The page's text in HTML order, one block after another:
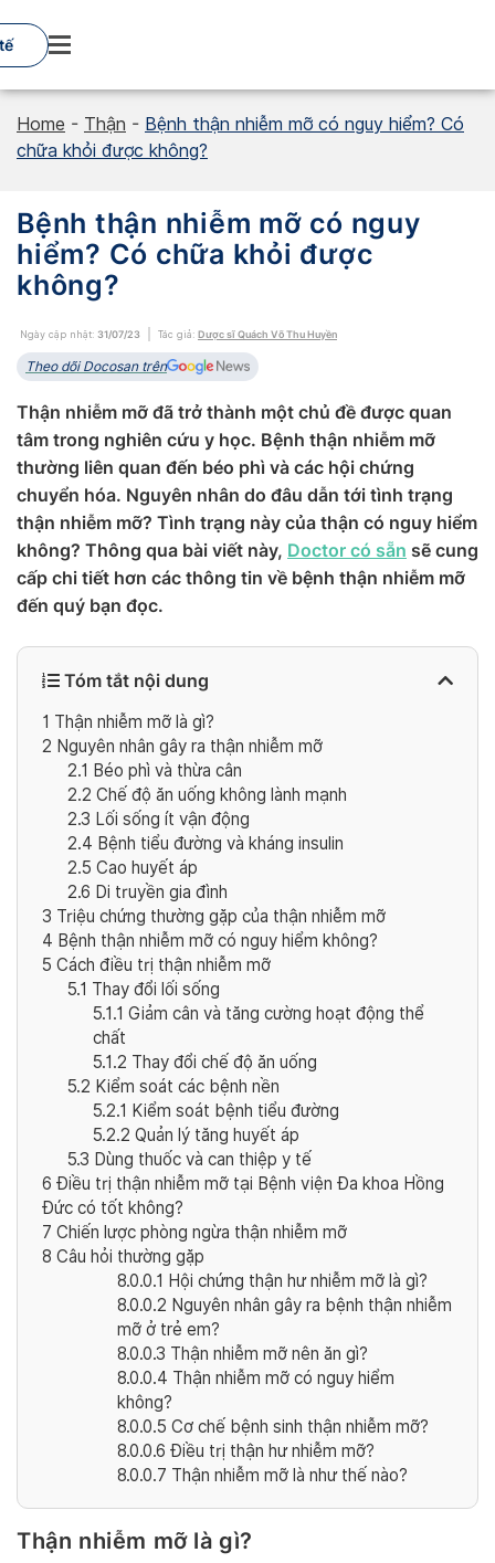
to
content
Home - Thận - Bệnh thận nhiễm mỡ có nguy hiểm? Có
chữa khỏi được không?
Bệnh thận nhiễm mỡ có nguy
hiểm? Có chữa khỏi được
không?
Ngày cập nhật: 31/07/23 Tác giả: Dược sĩ Quách Võ Thu Huyền
Theo dõi Docosan trên
Thận nhiễm mỡ đã trở thành một chủ đề được quan
tâm trong nghiên cứu y học. Bệnh thận nhiễm mỡ
thường liên quan đến béo phì và các hội chứng
chuyển hóa. Nguyên nhân do đâu dẫn tới tình trạng
thận nhiễm mỡ? Tình trạng này của thận có nguy hiểm
không? Thông qua bài viết này, Doctor có sẵn sẽ cung
cấp chi tiết hơn các thông tin về bệnh thận nhiễm mỡ
đến quý bạn đọc.
Tóm tắt nội dung
1 Thận nhiễm mỡ là gì?
2 Nguyên nhân gây ra thận nhiễm mỡ
2.1 Béo phì và thừa cân
2.2 Chế độ ăn uống không lành mạnh
2.3 Lối sống ít vận động
2.4 Bệnh tiểu đường và kháng insulin
2.5 Cao huyết áp
2.6 Di truyền gia đình
3 Triệu chứng thường gặp của thận nhiễm mỡ
4 Bệnh thận nhiễm mỡ có nguy hiểm không?
5 Cách điều trị thận nhiễm mỡ
5.1 Thay đổi lối sống
5.1.1 Giảm cân và tăng cường hoạt động thể
chất
5.1.2 Thay đổi chế độ ăn uống
5.2 Kiểm soát các bệnh nền
5.2.1 Kiểm soát bệnh tiểu đường
5.2.2 Quản lý tăng huyết áp
5.3 Dùng thuốc và can thiệp y tế
6 Điều trị thận nhiễm mỡ tại Bệnh viện Đa khoa Hồng
Đức có tốt không?
7 Chiến lược phòng ngừa thận nhiễm mỡ
8 Câu hỏi thường gặp
8.0.0.1 Hội chứng thận hư nhiễm mỡ là gì?
8.0.0.2 Nguyên nhân gây ra bệnh thận nhiễm
mỡ ở trẻ em?
8.0.0.3 Thận nhiễm mỡ nên ăn gì?
8.0.0.4 Thận nhiễm mỡ có nguy hiểm
không?
8.0.0.5 Cơ chế bệnh sinh thận nhiễm mỡ?
8.0.0.6 Điều trị thận hư nhiễm mỡ?
8.0.0.7 Thận nhiễm mỡ là như thế nào?
Thận nhiễm mỡ là gì?